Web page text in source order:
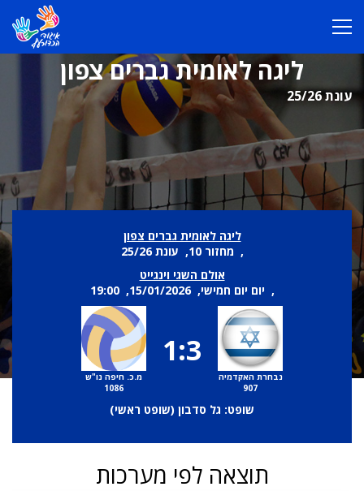
ליגה לאומית גברים צפון
עונת 25/26
ליגה לאומית גברים צפון
, מחזור 10, עונת 25/26
אולם השגי וינגייט
, יום יום חמישי, 15/01/2026, 19:00
נבחרת האקדמיה
907
1:3
מ.כ. חיפה נו"ש
1086
שופט: גל סדבון (שופט ראשי)
תוצאה לפי מערכות